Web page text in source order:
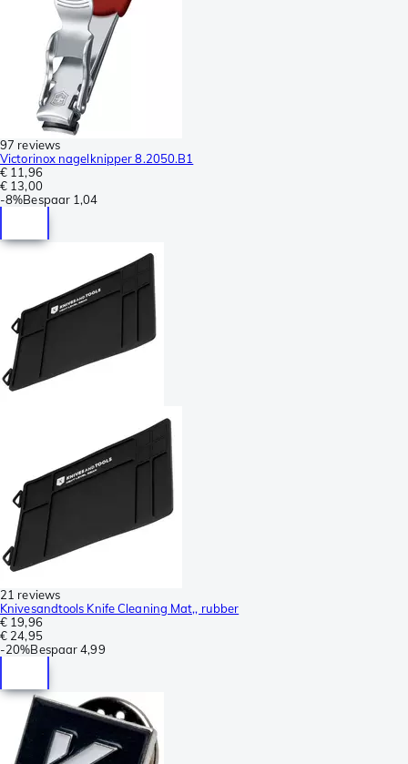
97 reviews
Victorinox nagelknipper 8.2050.B1
€ 11,96
€ 13,00
-8%Bespaar 1,04
21 reviews
Knivesandtools Knife Cleaning Mat,, rubber
€ 19,96
€ 24,95
-20%Bespaar 4,99